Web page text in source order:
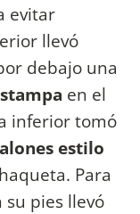
evitar
llevó
debajo una
en el
inferior tomó
estilo
Para
pies llevó